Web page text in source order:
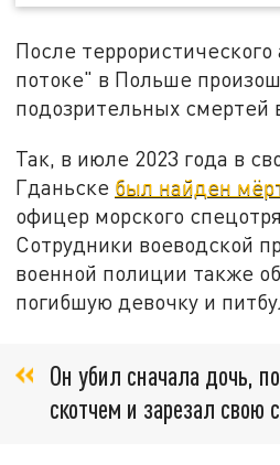
После
потоке" в Польше
подозрительных смертей
Так, в июле 2023 года в
Гданьске был найден
офицер морского
Сотрудники воеводской
военной полиции также
погибшую девочку и
Он убил сначала дочь,
скотчем и зарезал свою